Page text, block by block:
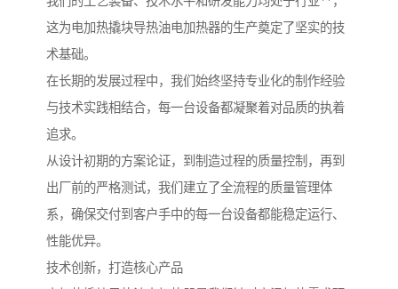
这为电加热撬块导热油电加热器的生产奠定了坚实的技
术基础。
在长期的发展过程中，我们始终坚持专业化的制作经验
与技术实践相结合，每一台设备都凝聚着对品质的执着
追求。
从设计初期的方案论证，到制造过程的质量控制，再到
出厂前的严格测试，我们建立了全流程的质量管理体
系，确保交付到客户手中的每一台设备都能稳定运行、
性能优异。
技术创新，打造核心产品